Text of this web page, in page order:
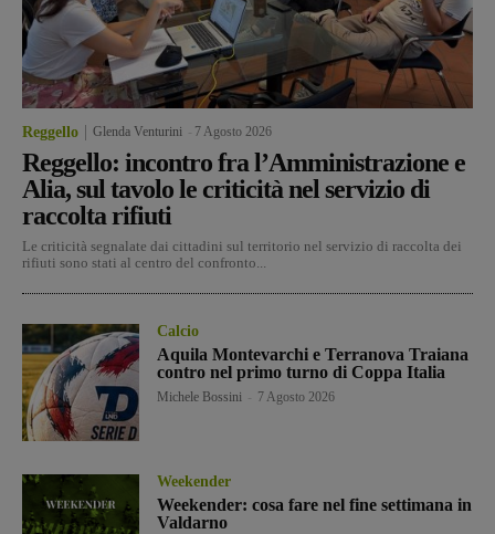
Reggello Glenda Venturini 7 Agosto 2026
Reggello: incontro fra l’Amministrazione e
Alia, sul tavolo le criticità nel servizio di
raccolta rifiuti
Le criticità segnalate dai cittadini sul territorio nel servizio di raccolta dei
rifiuti sono stati al centro del confronto...
Calcio
Aquila Montevarchi e Terranova Traiana
contro nel primo turno di Coppa Italia
Michele Bossini 7 Agosto 2026
Weekender
Weekender: cosa fare nel fine settimana in
Valdarno